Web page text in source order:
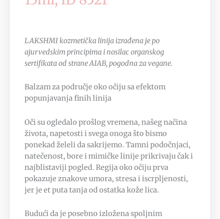
LAKSHMI kozmetička linija izrađena je po
ajurvedskim principima i nosilac organskog
sertifikata od strane AIAB, pogodna za vegane.
Balzam za područje oko očiju sa efektom
popunjavanja finih linija
Oči su ogledalo prošlog vremena, našeg načina
života, napetosti i svega onoga što bismo
ponekad želeli da sakrijemo. Tamni podočnjaci,
natečenost, bore i mimičke linije prikrivaju čak i
najblistaviji pogled. Regija oko očiju prva
pokazuje znakove umora, stresa i iscrpljenosti,
jer je et puta tanja od ostatka kože lica.
Budući da je posebno izložena spoljnim